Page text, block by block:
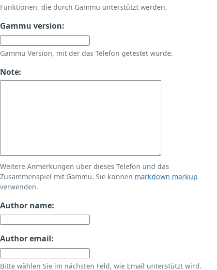
Funktionen, die durch Gammu unterstützt werden.
Gammu version:
Gammu Version, mit der das Telefon getestet wurde.
Note:
Weitere Anmerkungen über dieses Telefon und das
Zusammenspiel mit Gammu. Sie können markdown markup
verwenden.
Author name:
Author email:
Bitte wählen Sie im nächsten Feld, wie Email unterstützt wird.